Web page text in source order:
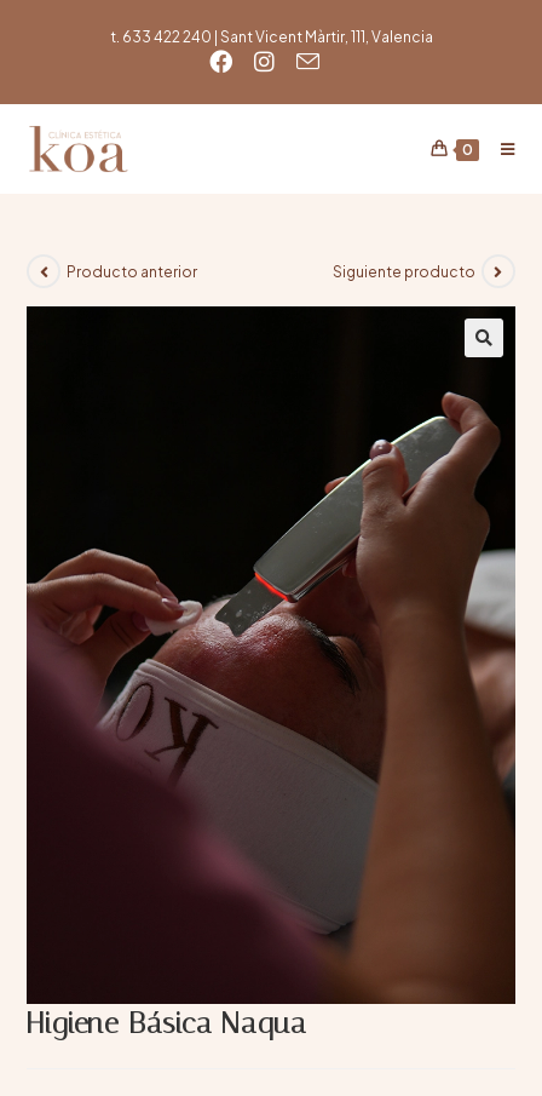
t. 633 422 240 | Sant Vicent Màrtir, 111, Valencia
0
Producto anterior Siguiente producto
Higiene Básica Naqua